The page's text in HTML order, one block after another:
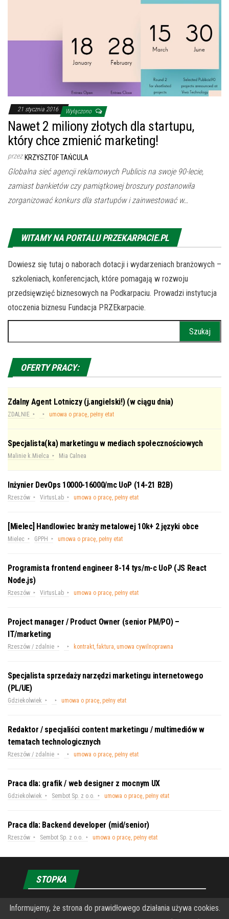
21 stycznia 2016 Wyłączono
Nawet 2 miliony złotych dla startupu,
który chce zmienić marketing!
przez KRZYSZTOF TAŃCULA
Globalna sieć agencji reklamowych Publicis na swoje 90-lecie,
zamiast bankietów czy pamiątkowej broszury postanowiła
zorganizować konkurs dla startupów i zainwestować w…
WITAMY NA PORTALU PRZEKARPACIE.PL
Dowiesz się tutaj o naborach dotacji i wydarzeniach branżowych –
szkoleniach, konferencjach, które pomagają w rozwoju
przedsięwzięć biznesowych na Podkarpaciu. Prowadzi instytucja
otoczenia biznesu Fundacja PRZEkarpacie.
OFERTY PRACY:
Zdalny Agent Lotniczy (j.angielski!) (w ciągu dnia)
ZDALNIE umowa o pracę, pełny etat
Specjalista(ka) marketingu w mediach społecznościowych
Malinie k.Mielca Mia Calnea
Inżynier DevOps 10000-16000/mc UoP (14-21 B2B)
Rzeszów VirtusLab umowa o pracę, pełny etat
[Mielec] Handlowiec branży metalowej 10k+ 2 języki obce
Mielec GPPH umowa o pracę, pełny etat
Programista frontend engineer 8-14 tys/m-c UoP (JS React
Node.js)
Rzeszów VirtusLab umowa o pracę, pełny etat
Project manager / Product Owner (senior PM/PO) –
IT/marketing
Rzeszów / zdalnie kontrakt, faktura, umowa cywilnoprawna
Specjalista sprzedaży narzędzi marketingu internetowego
(PL/UE)
Gdziekolwiek umowa o pracę, pełny etat
Redaktor / specjaliści content marketingu / multimediów w
tematach technologicznych
Rzeszów / zdalnie umowa o pracę, pełny etat
Praca dla: grafik / web designer z mocnym UX
Gdziekolwiek Sembot Sp. z o.o. umowa o pracę, pełny etat
Praca dla: Backend developer (mid/senior)
Rzeszów Sembot Sp. z o.o. umowa o pracę, pełny etat
STOPKA
O Fundacji PRZEkarpacie
Informujemy, że strona do prawidłowego działania używa cookies.